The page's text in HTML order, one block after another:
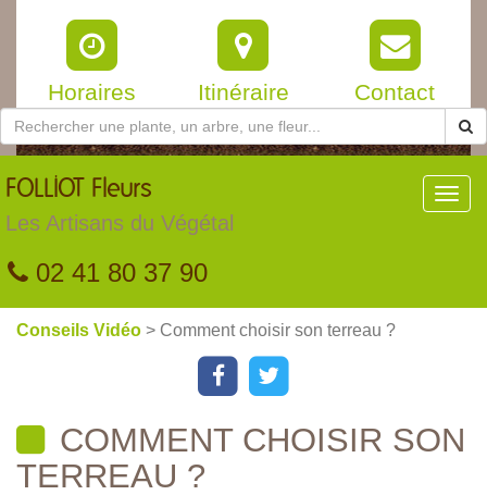
Horaires Itinéraire Contact
FOLLIOT Fleurs
Les Artisans du Végétal
02 41 80 37 90
Conseils Vidéo > Comment choisir son terreau ?
COMMENT CHOISIR SON
TERREAU ?